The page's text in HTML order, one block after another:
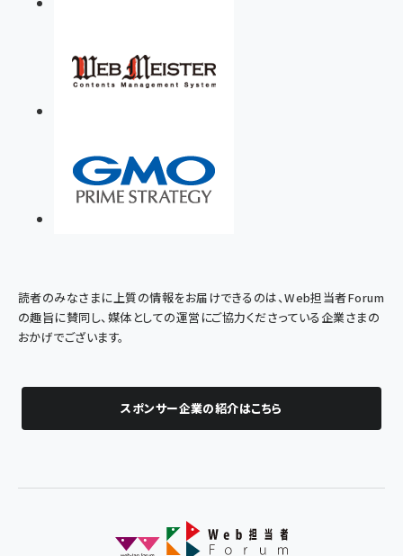
読者のみなさまに上質の情報をお届けできるのは、Web担当者Forum
の趣旨に賛同し、媒体としての運営にご協力くださっている企業さまの
おかげでございます。
スポンサー企業の紹介はこちら